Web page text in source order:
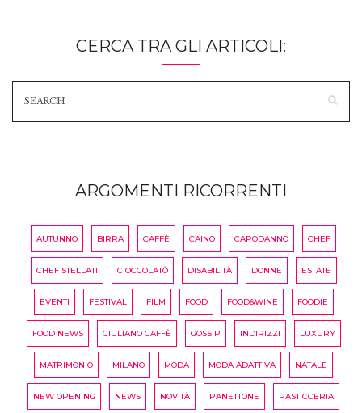
CERCA TRA GLI ARTICOLI:
ARGOMENTI RICORRENTI
AUTUNNO BIRRA CAFFÈ CAINO CAPODANNO CHEF
CHEF STELLATI CIOCCOLATÒ DISABILITÀ DONNE ESTATE
EVENTI FESTIVAL FILM FOOD FOOD&WINE FOODIE
FOOD NEWS GIULIANO CAFFÈ GOSSIP INDIRIZZI LUXURY
MATRIMONIO MILANO MODA MODA ADATTIVA NATALE
NEW OPENING NEWS NOVITÀ PANETTONE PASTICCERIA